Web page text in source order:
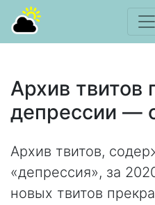
Архив твитов
депрессии —
Архив твитов,
«депрессия», за
новых твитов